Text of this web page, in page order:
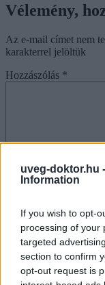
uveg-doktor.hu -
Information
If you wish to opt-
processing of your
targeted
section to confirm
opt-out request is
Vélemény,
Az e-mail címet nem
karakterrel jelöltük
Hozzászólás *
E-mail cím*
Honlap
A nevem, e-mail
böngészőben a